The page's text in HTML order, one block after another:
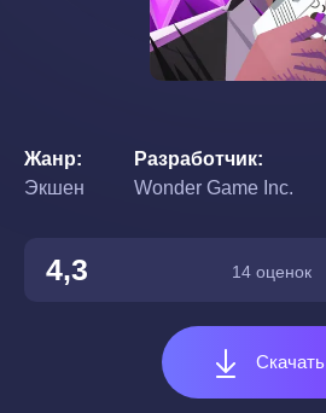
Жанр
Экшен
Разработчик
Wonder Game Inc.
4,3 14 оценок
Скачать